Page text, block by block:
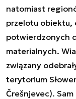
natomiast
przelotu obiektu,
potwierdzonych
materialnych.
związany
terytorium
Črešnjevec).